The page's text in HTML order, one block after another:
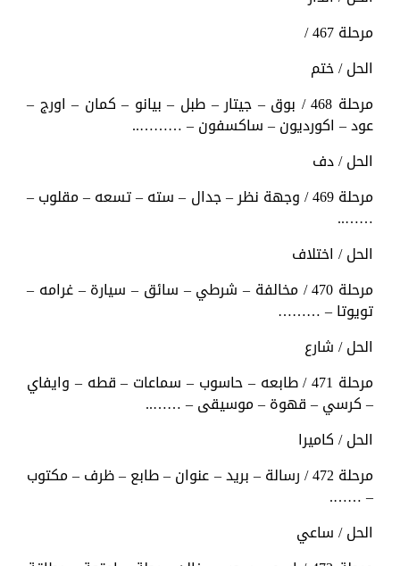
مرحلة 467 /
الحل / ختم
مرحلة 468 / بوق – جيتار – طبل – بيانو – كمان – اورج –
عود – اكورديون – ساكسفون – ………..
الحل / دف
مرحلة 469 / وجهة نظر – جدال – سته – تسعه – مقلوب –
……..
الحل / اختلاف
مرحلة 470 / مخالفة – شرطي – سائق – سيارة – غرامه –
تويوتا – ………
الحل / شارع
مرحلة 471 / طابعه – حاسوب – سماعات – قطه – وايفاي
– كرسي – قهوة – موسيقى – ……..
الحل / كاميرا
مرحلة 472 / رسالة – بريد – عنوان – طابع – ظرف – مكتوب
– …….
الحل / ساعي